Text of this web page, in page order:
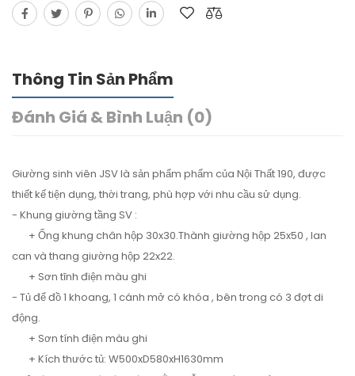
Thông Tin Sản Phẩm
Đánh Giá & Bình Luận (0)
Giường sinh viên JSV là sản phẩm phẩm của Nội Thất 190, được
thiết kế tiện dụng, thời trang, phù hợp với nhu cầu sử dụng.
- Khung giường tầng SV :
+ Ống khung chân hộp 30x30.Thành giường hộp 25x50 , lan
can và thang giường hộp 22x22.
+ Sơn tĩnh điện màu ghi
- Tủ để đồ 1 khoang, 1 cánh mở có khóa , bên trong có 3 đợt di
động.
+ Sơn tính điện màu ghi
+ Kích thước tủ: W500xD580xH1630mm